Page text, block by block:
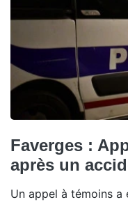
Faverges :
après un
Un appel à témoins a